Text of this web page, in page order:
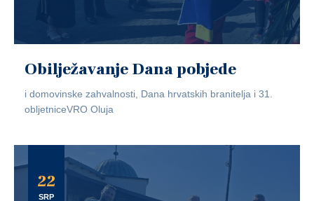
Obilježavanje Dana pobjede
i domovinske zahvalnosti, Dana hrvatskih branitelja i 31.
obljetniceVRO Oluja
22
SRP